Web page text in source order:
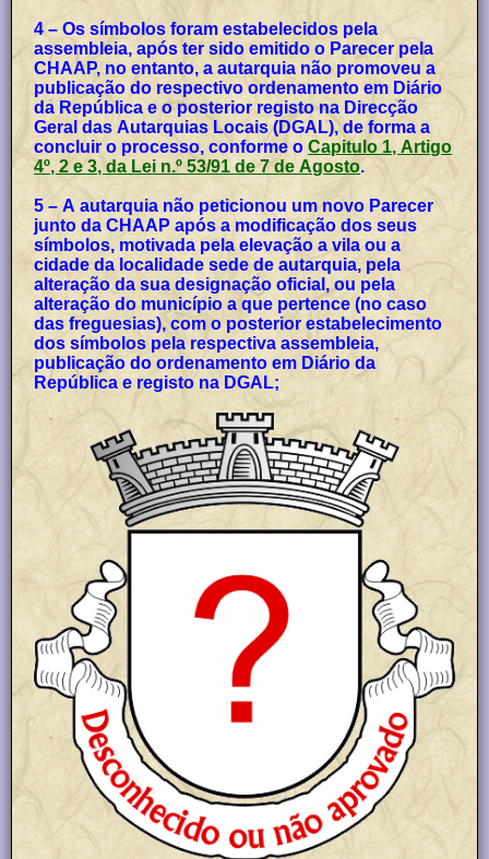
4 – Os símbolos foram estabelecidos pela
assembleia, após ter sido emitido o Parecer pela
CHAAP, no entanto, a autarquia não promoveu a
publicação do respectivo ordenamento em Diário
da República e o posterior registo na Direcção
Geral das Autarquias Locais (DGAL), de forma a
concluir o processo, conforme oCapitulo 1, Artigo
4º, 2 e 3, da Lei n.º 53/91 de 7 de Agosto.
5 – A autarquia não peticionou um novo Parecer
junto da CHAAP após a modificação dos seus
símbolos, motivada pela elevação a vila ou a
cidade da localidade sede de autarquia, pela
alteração da sua designação oficial, ou pela
alteração do município a que pertence (no caso
das freguesias), com o posterior estabelecimento
dos símbolos pela respectiva assembleia,
publicação do ordenamento em Diário da
República e registo na DGAL;